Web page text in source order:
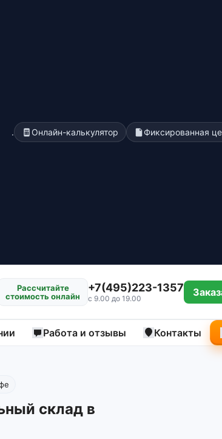
. Онлайн-калькулятор Фиксированная
Рассчитайте
стоимость онлайн
+7(495)223-1357
с 9.00 до 19.00
Работа и отзывы Контакты
склад в